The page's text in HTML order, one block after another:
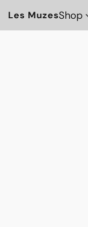
Les MuzesShop